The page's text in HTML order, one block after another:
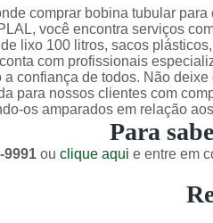
comprar bobina tubular
você encontra serviços
lixo 100 litros, sacos
com profissionais
confiança de todos. Não
para nossos clientes com
os amparados em relação
Para
9991 ou clique aqui e entre em